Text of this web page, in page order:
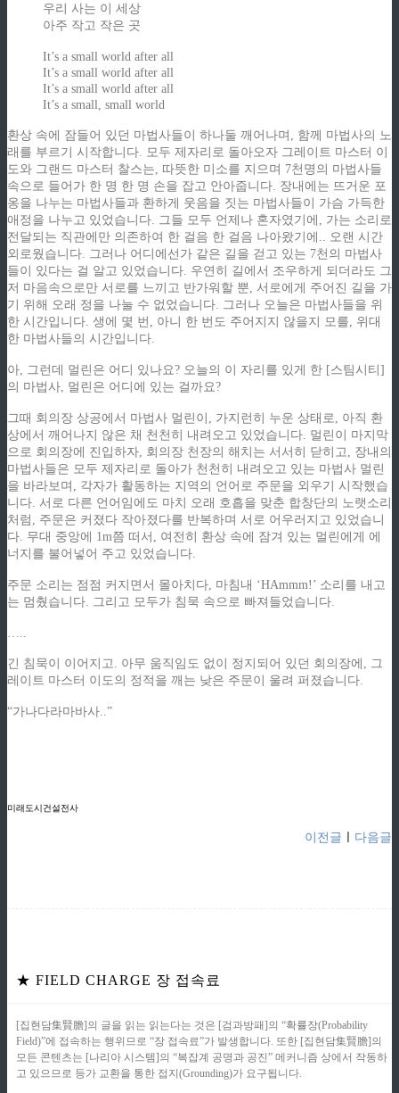
우리 사는 이 세상
아주 작고 작은 곳
It’s a small world after all
It’s a small world after all
It’s a small world after all
It’s a small, small world
환상 속에 잠들어 있던 마법사들이 하나둘 깨어나며, 함께 마법사의 노
래를 부르기 시작합니다. 모두 제자리로 돌아오자 그레이트 마스터 이
도와 그랜드 마스터 찰스는, 따뜻한 미소를 지으며 7천명의 마법사들
속으로 들어가 한 명 한 명 손을 잡고 안아줍니다. 장내에는 뜨거운 포
옹을 나누는 마법사들과 환하게 웃음을 짓는 마법사들이 가슴 가득한
애정을 나누고 있었습니다. 그들 모두 언제나 혼자였기에, 가는 소리로
전달되는 직관에만 의존하여 한 걸음 한 걸음 나아왔기에.. 오랜 시간
외로웠습니다. 그러나 어디에선가 같은 길을 걷고 있는 7천의 마법사
들이 있다는 걸 알고 있었습니다. 우연히 길에서 조우하게 되더라도 그
저 마음속으로만 서로를 느끼고 반가워할 뿐, 서로에게 주어진 길을 가
기 위해 오래 정을 나눌 수 없었습니다. 그러나 오늘은 마법사들을 위
한 시간입니다. 생에 몇 번, 아니 한 번도 주어지지 않을지 모를, 위대
한 마법사들의 시간입니다.
아, 그런데 멀린은 어디 있나요? 오늘의 이 자리를 있게 한 [스팀시티]
의 마법사, 멀린은 어디에 있는 걸까요?
그때 회의장 상공에서 마법사 멀린이, 가지런히 누운 상태로, 아직 환
상에서 깨어나지 않은 채 천천히 내려오고 있었습니다. 멀린이 마지막
으로 회의장에 진입하자, 회의장 천장의 해치는 서서히 닫히고, 장내의
마법사들은 모두 제자리로 돌아가 천천히 내려오고 있는 마법사 멀린
을 바라보며, 각자가 활동하는 지역의 언어로 주문을 외우기 시작했습
니다. 서로 다른 언어임에도 마치 오래 호흡을 맞춘 합창단의 노랫소리
처럼, 주문은 커졌다 작아졌다를 반복하며 서로 어우러지고 있었습니
다. 무대 중앙에 1m쯤 떠서, 여전히 환상 속에 잠겨 있는 멀린에게 에
너지를 불어넣어 주고 있었습니다.
주문 소리는 점점 커지면서 몰아치다, 마침내 ‘HAmmm!’ 소리를 내고
는 멈췄습니다. 그리고 모두가 침묵 속으로 빠져들었습니다.
…..
긴 침묵이 이어지고. 아무 움직임도 없이 정지되어 있던 회의장에, 그
레이트 마스터 이도의 정적을 깨는 낮은 주문이 울려 퍼졌습니다.
“가나다라마바사..”
미래도시건설전사
이전글 다음글
★ FIELD CHARGE 장 접속료
[집현담集賢膽]의 글을 읽는 읽는다는 것은 [검과방패]의 “확률장(Probability
Field)”에 접속하는 행위므로 “장 접속료”가 발생합니다. 또한 [집현담集賢膽]의
모든 콘텐츠는 [나리아 시스템]의 “복잡계 공명과 공진” 메커니즘 상에서 작동하
고 있으므로 등가 교환을 통한 접지(Grounding)가 요구됩니다.